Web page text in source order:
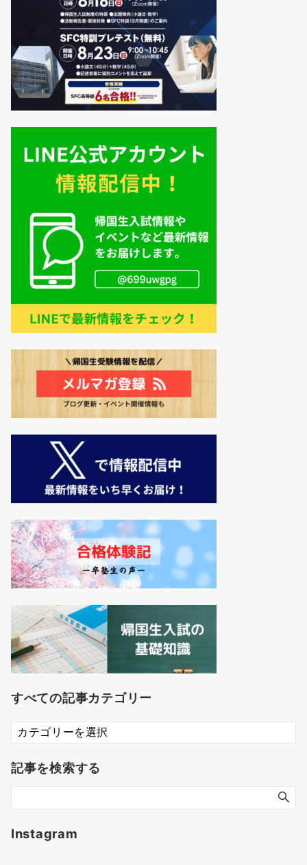
すべての記事カテゴリー
す
べ
の
テ
記事を検索する
Instagram